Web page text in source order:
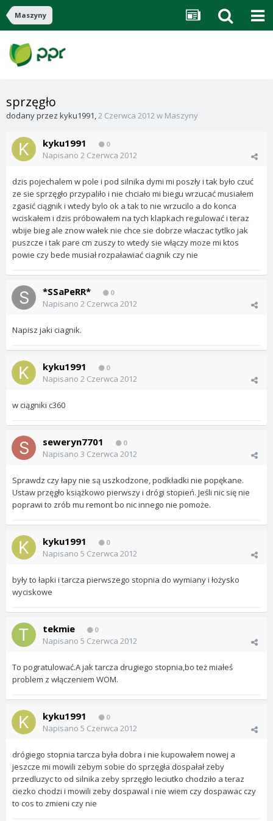
Maszyny
sprzęgło
dodany przez kyku1991,2 Czerwca 2012w Maszyny
kyku1991 0
Napisano 2 Czerwca 2012
dzis pojechalem w pole i pod silnika dymi mi poszły i tak było czuć
ze sie sprzęgło przypaliło i nie chciało mi biegu wrzucać musiałem
zgasić ciągnik i wtedy bylo ok a tak to nie wrzucilo a do konca
wciskałem i dzis próbowałem na tych klapkach regulować i teraz
wbije bieg ale znow wałek nie chce sie dobrze właczac tytlko jak
puszcze i tak pare cm zuszy to wtedy sie włączy moze mi ktos
powie czy bede musiał rozpaławiać ciagnik czy nie
*SSaPeRR* 0
Napisano 2 Czerwca 2012
Napisz jaki ciagnik.
kyku1991 0
Napisano 2 Czerwca 2012
w ciągniki c360
seweryn7701 0
Napisano 3 Czerwca 2012
Sprawdz czy łapy nie są uszkodzone, podkładki nie popękane.
Ustaw przęgło książkowo pierwszy i drógi stopień. Jeśli nic się nie
poprawi to zrób mu remont bo nic innego nie pomoże.
kyku1991 0
Napisano 5 Czerwca 2012
były to łapki i tarcza pierwszego stopnia do wymiany i łożysko
wyciskowe
tekmie 0
Napisano 5 Czerwca 2012
To pogratulować.A jak tarcza drugiego stopnia,bo też miałeś
problem z włączeniem WOM.
kyku1991 0
Napisano 5 Czerwca 2012
drógiego stopnia tarcza była dobra i nie kupowałem nowej a
jeszcze mi mowili zebym sobie do sprzęgła dospałał zeby
przedluzyc to od silnika zeby sprzęgło leciutko chodziło a teraz
ciezko chodzi i mowili zeby dospawal i nie wiem czy dospawac czy
to cos to zmieni czy nie